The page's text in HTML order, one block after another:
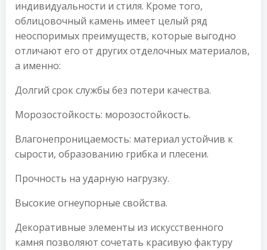
индивидуальности и стиля. Кроме того,
облицовочный камень имеет целый ряд
неоспоримых преимуществ, которые выгодно
отличают его от других отделочных материалов,
а именно:
Долгий срок службы без потери качества.
Морозостойкость: морозостойкость.
Влагонепроницаемость: материал устойчив к
сырости, образованию грибка и плесени.
Прочность на ударную нагрузку.
Высокие огнеупорные свойства.
Декоративные элементы из искусственного
камня позволяют сочетать красивую фактуру